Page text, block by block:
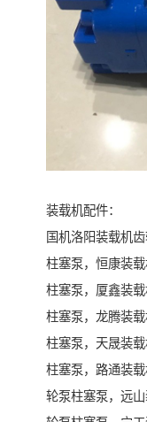
装载机配件：
国机洛阳装载机
柱塞泵，恒康装
柱塞泵，厦鑫装
柱塞泵，龙腾装
柱塞泵，天晟装
柱塞泵，路通装
轮泵柱塞泵，远